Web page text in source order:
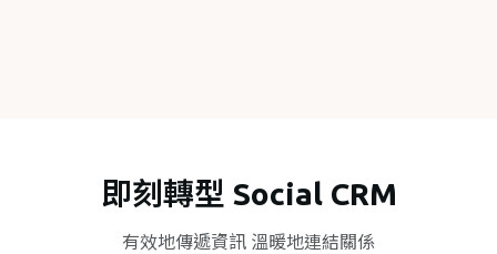
即刻轉型 Social CRM
有效地傳遞資訊 溫暖地連結關係